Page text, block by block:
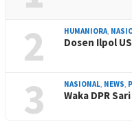
2 HUMANIORA,
Dosen Ilpol
3 NASIONAL, NEWS,
Waka DPR